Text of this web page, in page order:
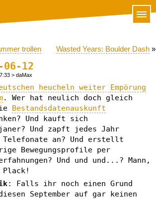
trollen Wasted Years: Boulder Dash »
06-12
> daMax
heucheln weiter Empörung
. Wer hat neulich doch gleich
Bestandsdatenauskunft
Und kauft sich
Und zapft jedes Jahr
an? Und erstellt
Bewegungsprofile per
Und und und...? Mann,
: Falls ihr noch einen Grund
September auf gar keinen